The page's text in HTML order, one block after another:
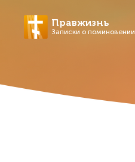
Правжизнь
Записки о поминовении